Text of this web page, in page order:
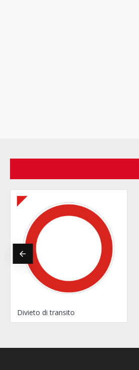
Divieto di transito